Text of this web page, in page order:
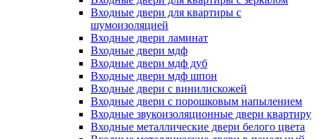
Входные двери для квартиры с
шумоизоляцией
Входные двери ламинат
Входные двери мдф
Входные двери мдф дуб
Входные двери мдф шпон
Входные двери с винилискожей
Входные двери с порошковым напылением
Входные звукоизоляционные двери квартиру
Входные металлические двери белого цвета